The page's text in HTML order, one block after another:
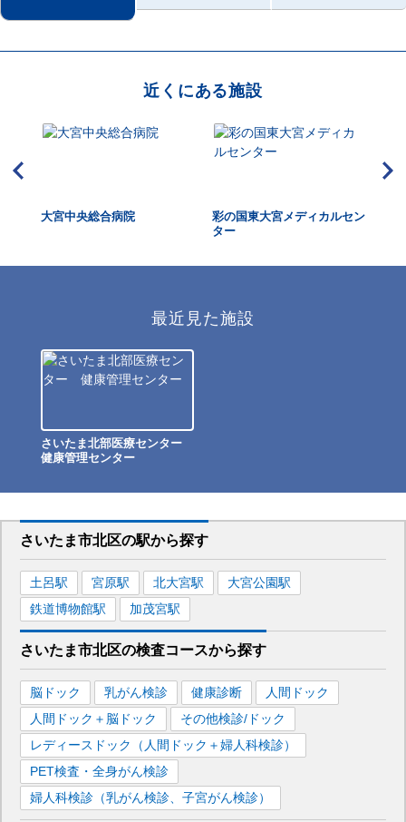
近くにある施設
大宮中央総合病院
彩の国東大宮メディカルセン
ター
最近見た施設
さいたま北部医療センター
健康管理センター
さいたま市北区の駅から探す
土呂駅 宮原駅 北大宮駅 大宮公園駅
鉄道博物館駅 加茂宮駅
さいたま市北区の検査コースから探す
脳ドック 乳がん検診 健康診断
人間ドック
人間ドック＋脳ドック
その他検診/ドック
レディースドック（人間ドック＋婦人科検診）
PET検査・全身がん検診
婦人科検診（乳がん検診、子宮がん検診）